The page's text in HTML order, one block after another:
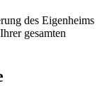
des Eigenheims
gesamten